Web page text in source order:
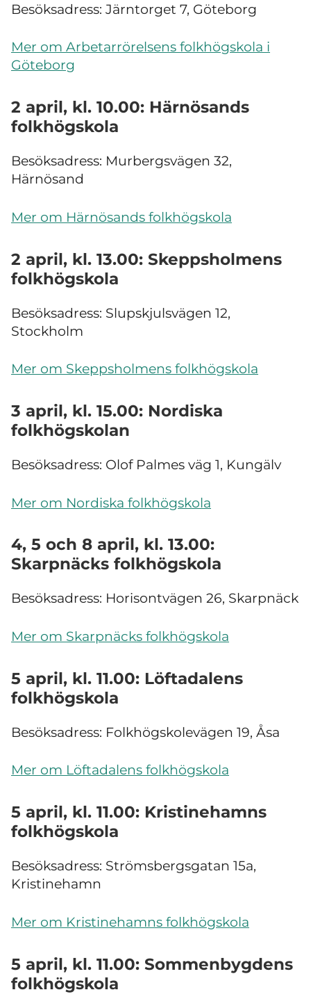
Besöksadress: Järntorget 7, Göteborg
Mer om Arbetarrörelsens folkhögskola i
Göteborg
2 april, kl. 10.00: Härnösands
folkhögskola
Besöksadress: Murbergsvägen 32,
Härnösand
Mer om Härnösands folkhögskola
2 april, kl. 13.00: Skeppsholmens
folkhögskola
Besöksadress: Slupskjulsvägen 12,
Stockholm
Mer om Skeppsholmens folkhögskola
3 april, kl. 15.00: Nordiska
folkhögskolan
Besöksadress: Olof Palmes väg 1, Kungälv
Mer om Nordiska folkhögskola
4, 5 och 8 april, kl. 13.00:
Skarpnäcks folkhögskola
Besöksadress: Horisontvägen 26, Skarpnäck
Mer om Skarpnäcks folkhögskola
5 april, kl. 11.00: Löftadalens
folkhögskola
Besöksadress: Folkhögskolevägen 19, Åsa
Mer om Löftadalens folkhögskola
5 april, kl. 11.00: Kristinehamns
folkhögskola
Besöksadress: Strömsbergsgatan 15a,
Kristinehamn
Mer om Kristinehamns folkhögskola
5 april, kl. 11.00: Sommenbygdens
folkhögskola